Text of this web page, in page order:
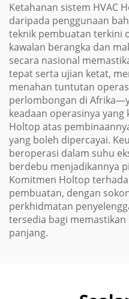
Ketahanan sistem HVAC
daripada penggunaan
teknik pembuatan terkini
kawalan berangka dan
secara nasional
tepat serta ujian ketat,
menahan tuntutan
perlombongan di
keadaan operasinya
Holtop atas
yang boleh dipercayai.
beroperasi dalam suhu
berdebu menjadikannya
Komitmen Holtop
pembuatan, dengan
perkhidmatan
tersedia bagi
panjang.